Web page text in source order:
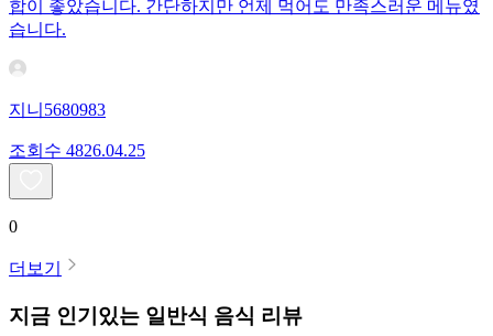
합이 좋았습니다. 간단하지만 언제 먹어도 만족스러운 메뉴였
습니다.
지니5680983
조회수 4826.04.25
0
더보기
지금 인기있는 일반식 음식 리뷰